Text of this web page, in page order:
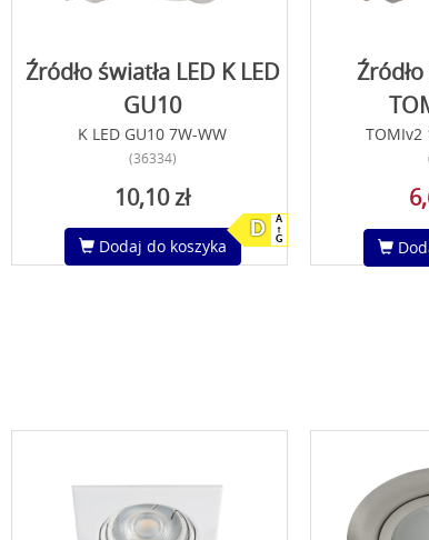
D
A
G
Źródło światła LED K LED
GU10
K LED GU10 7W-WW
(36334)
10,10 zł
Dodaj do koszyka
TOMIv2